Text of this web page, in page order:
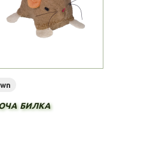
билка